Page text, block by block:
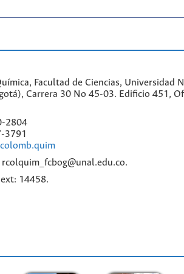
Facultad de Ciencias, Universidad
Carrera 30 No 45-03. Edificio 451,
2804
3791
14458.